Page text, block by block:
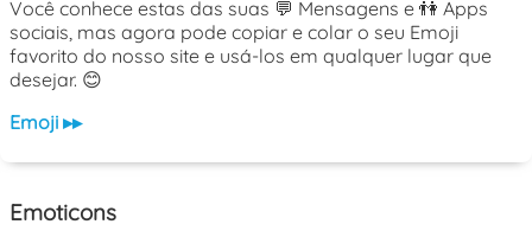
Você conhece estas das suas 💬 Mensagens e 👫 Apps
sociais, mas agora pode copiar e colar o seu Emoji
favorito do nosso site e usá-los em qualquer lugar que
desejar. 😊
Emoji ▸▸
Emoticons